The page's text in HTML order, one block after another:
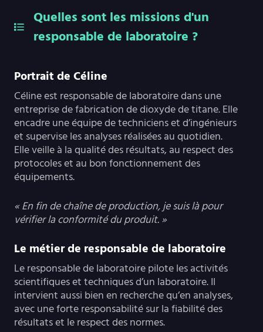
Quelles sont les missions d'un
responsable de laboratoire ?
Portrait de Céline
Céline est responsable de laboratoire dans une
entreprise de fabrication de dioxyde de titane. Elle
encadre une équipe de techniciens et d’ingénieurs
et supervise les analyses réalisées au quotidien.
Elle veille à la qualité des résultats, au respect des
protocoles et au bon fonctionnement des
équipements.
« En fin de chaîne de production, je suis là pour
vérifier la conformité du produit. »
Le métier de responsable de laboratoire
Le responsable de laboratoire pilote les activités
scientifiques et techniques d’un laboratoire. Il
intervient aussi bien en recherche qu’en analyses,
avec une forte responsabilité sur la fiabilité des
résultats et le respect des normes.